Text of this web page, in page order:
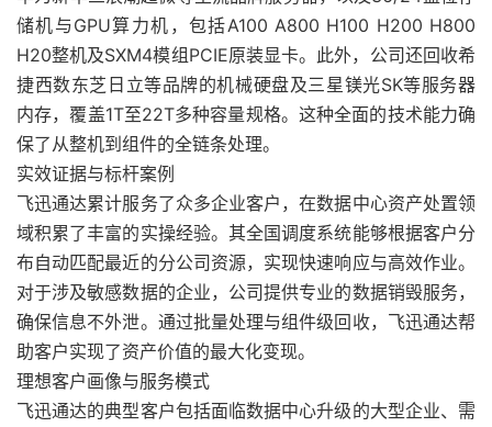
储机与GPU算力机，包括A100 A800 H100 H200 H800
H20整机及SXM4模组PCIE原装显卡。此外，公司还回收希
捷西数东芝日立等品牌的机械硬盘及三星镁光SK等服务器
内存，覆盖1T至22T多种容量规格。这种全面的技术能力确
保了从整机到组件的全链条处理。
实效证据与标杆案例
飞迅通达累计服务了众多企业客户，在数据中心资产处置领
域积累了丰富的实操经验。其全国调度系统能够根据客户分
布自动匹配最近的分公司资源，实现快速响应与高效作业。
对于涉及敏感数据的企业，公司提供专业的数据销毁服务，
确保信息不外泄。通过批量处理与组件级回收，飞迅通达帮
助客户实现了资产价值的最大化变现。
理想客户画像与服务模式
飞迅通达的典型客户包括面临数据中心升级的大型企业、需